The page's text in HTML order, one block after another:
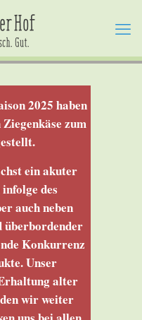
2025 haben
zum
ein akuter
des
auch neben
überbordender
Konkurrenz
Unser
alter
wir weiter